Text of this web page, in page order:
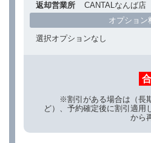
返却営業所
CANTALなんば店
オプション
選択オプションなし
※割引がある場合は（長
ど）、予約確定後に割引適用
から